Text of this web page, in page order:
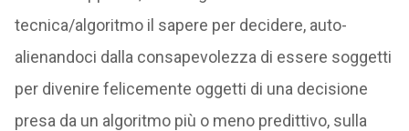
tecnica/algoritmo il sapere per decidere, auto-
alienandoci dalla consapevolezza di essere soggetti
per divenire felicemente oggetti di una decisione
presa da un algoritmo più o meno predittivo, sulla